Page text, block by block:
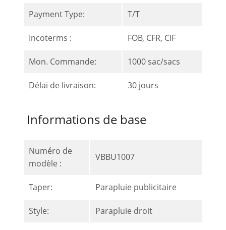
Payment Type: T/T
Incoterms : FOB, CFR, CIF
Mon. Commande: 1000 sac/sacs
Délai de livraison: 30 jours
Informations de base
Numéro de
modèle :
VBBU1007
Taper: Parapluie publicitaire
Style: Parapluie droit